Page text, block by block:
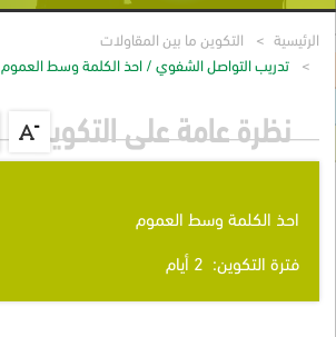
الرئيسية
التكوين ما بين المقاولات
تدريب التواصل الشفوي / احذ الكلمة وسط العموم
نظرة عامة على التكوين
احذ الكلمة وسط العموم
فترة التكوين: 2أيام